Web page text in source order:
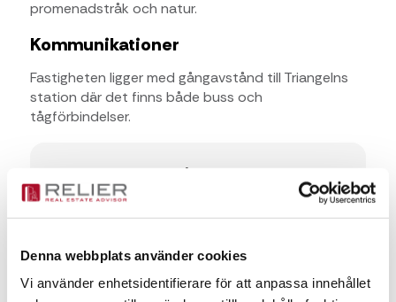
Denna webbplats använder cookies
Vi använder enhetsidentifierare för att anpassa innehållet
promenadstråk och natur.
Kommunikationer
Fastigheten ligger med gångavstånd till Triangelns
station där det finns både buss och
tågförbindelser.
Kontaktperson för frågor
Fanny Pålsson
Fanny Pålsson
fanny.palsson@relier.se